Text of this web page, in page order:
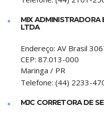
MIX ADMINISTRADORA
LTDA
Endereço: AV Brasil
CEP: 87.013-000
Maringa / PR
Telefone: (44) 2233-
MJC CORRETORA DE